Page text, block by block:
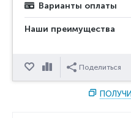
Варианты оплаты
Наши преимущества
ОтложитьСравнитьПоделиться